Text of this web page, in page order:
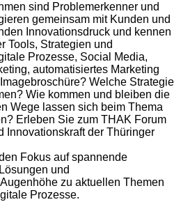
sind Problemerkenner und
gemeinsam mit Kunden und
Innovationsdruck und kennen
Tools, Strategien und
Prozesse, Social Media,
automatisiertes Marketing
Welche Strategie
Wie kommen und bleiben die
Wege lassen sich beim Thema
Erleben Sie zum THAK Forum
Innovationskraft der Thüringer
Fokus auf spannende
und
zu aktuellen Themen
Prozesse.